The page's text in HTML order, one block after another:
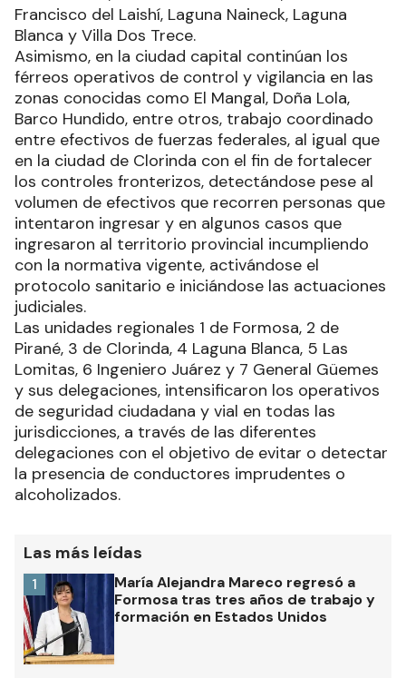
Francisco del Laishí, Laguna Naineck, Laguna
Blanca y Villa Dos Trece.
Asimismo, en la ciudad capital continúan los
férreos operativos de control y vigilancia en las
zonas conocidas como El Mangal, Doña Lola,
Barco Hundido, entre otros, trabajo coordinado
entre efectivos de fuerzas federales, al igual que
en la ciudad de Clorinda con el fin de fortalecer
los controles fronterizos, detectándose pese al
volumen de efectivos que recorren personas que
intentaron ingresar y en algunos casos que
ingresaron al territorio provincial incumpliendo
con la normativa vigente, activándose el
protocolo sanitario e iniciándose las actuaciones
judiciales.
Las unidades regionales 1 de Formosa, 2 de
Pirané, 3 de Clorinda, 4 Laguna Blanca, 5 Las
Lomitas, 6 Ingeniero Juárez y 7 General Güemes
y sus delegaciones, intensificaron los operativos
de seguridad ciudadana y vial en todas las
jurisdicciones, a través de las diferentes
delegaciones con el objetivo de evitar o detectar
la presencia de conductores imprudentes o
alcoholizados.
Las más leídas
María Alejandra Mareco regresó a
Formosa tras tres años de trabajo y
formación en Estados Unidos
1